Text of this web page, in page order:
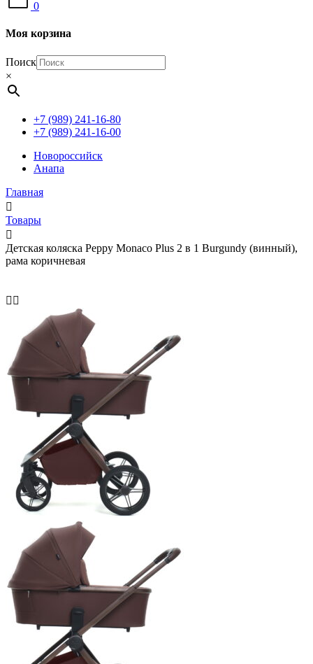
0
Моя корзина
Поиск
×
+7 (989) 241-16-80
+7 (989) 241-16-00
Новороссийск
Анапа
Главная
Товары
Детская коляска Peppy Monaco Plus 2 в 1 Burgundy (винный),
рама коричневая